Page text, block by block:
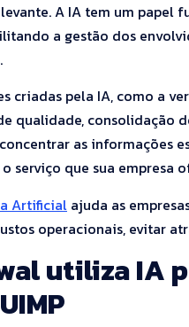
A IA tem um papel
a gestão dos
criadas pela IA, como a
qualidade, consolidação
as informações
serviço que sua empresa
Artificial ajuda as
operacionais, evitar
utiliza IA